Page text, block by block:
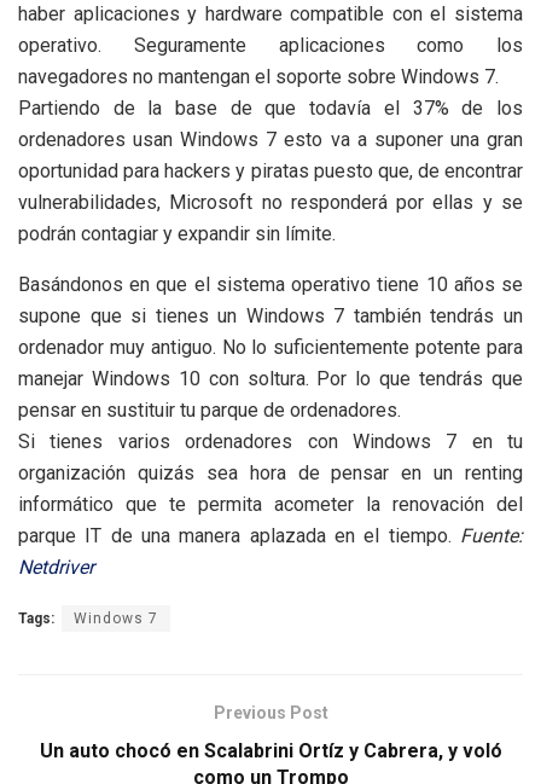
haber aplicaciones y hardware compatible con el sistema
operativo. Seguramente aplicaciones como los
navegadores no mantengan el soporte sobre Windows 7.
Partiendo de la base de que todavía el 37% de los
ordenadores usan Windows 7 esto va a suponer una gran
oportunidad para hackers y piratas puesto que, de encontrar
vulnerabilidades, Microsoft no responderá por ellas y se
podrán contagiar y expandir sin límite.
Basándonos en que el sistema operativo tiene 10 años se
supone que si tienes un Windows 7 también tendrás un
ordenador muy antiguo. No lo suficientemente potente para
manejar Windows 10 con soltura. Por lo que tendrás que
pensar en sustituir tu parque de ordenadores.
Si tienes varios ordenadores con Windows 7 en tu
organización quizás sea hora de pensar en un renting
informático que te permita acometer la renovación del
parque IT de una manera aplazada en el tiempo. Fuente:
Netdriver
Tags: Windows 7
Previous Post
Un auto chocó en Scalabrini Ortíz y Cabrera, y voló
como un Trompo